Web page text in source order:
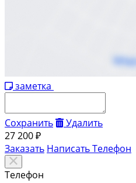
заметка
Сохранить
Удалить
27 200 ₽
Заказать НаписатьТелефон
Телефон